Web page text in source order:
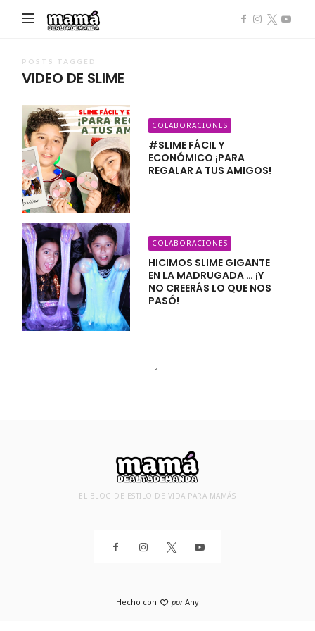
Demanda
POSTS TAGGED
VIDEO DE SLIME
COLABORACIONES
#SLIME FÁCIL Y
ECONÓMICO ¡PARA
REGALAR A TUS AMIGOS!
COLABORACIONES
HICIMOS SLIME GIGANTE
EN LA MADRUGADA … ¡Y
NO CREERÁS LO QUE NOS
PASÓ!
1
EL BLOG DE ESTILO DE VIDA PARA MAMÁS
Hecho con porAny